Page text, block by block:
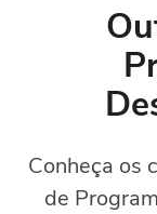
Conheça os
de